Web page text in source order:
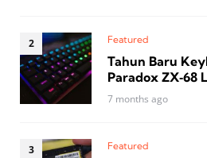
Featured
Tahun Baru
Paradox ZX‑68
7 months ago
Featured